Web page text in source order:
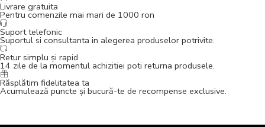
Livrare gratuita
Pentru comenzile mai mari de 1000 ron
Suport telefonic
Suportul si consultanta in alegerea produselor potrivite.
Retur simplu și rapid
14 zile de la momentul achizitiei poti returna produsele.
Răsplătim fidelitatea ta
Acumulează puncte și bucură-te de recompense exclusive.